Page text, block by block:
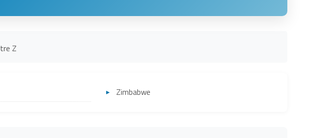
Z
Zimbabwe